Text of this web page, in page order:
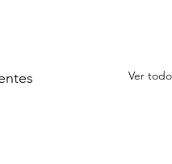
Ver todo